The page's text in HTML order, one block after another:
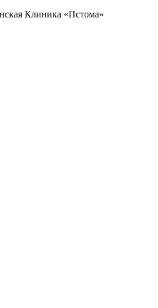
Клиника «Пстома»